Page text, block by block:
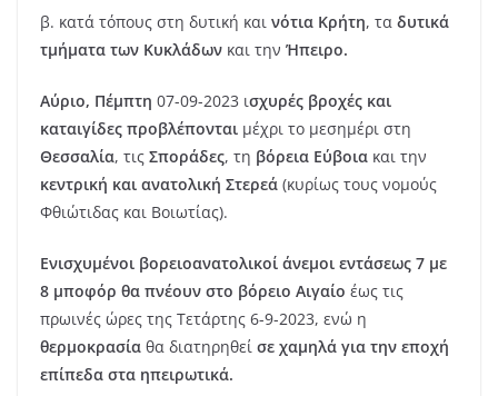
β. κατά τόπους στη δυτική και νότια Κρήτη, τα δυτικά
τμήματα των Κυκλάδων και την Ήπειρο.
Αύριο, Πέμπτη 07-09-2023 ισχυρές βροχές και
καταιγίδες προβλέπονται μέχρι το μεσημέρι στη
Θεσσαλία, τις Σποράδες, τη βόρεια Εύβοια και την
κεντρική και ανατολική Στερεά (κυρίως τους νομούς
Φθιώτιδας και Βοιωτίας).
Ενισχυμένοι βορειοανατολικοί άνεμοι εντάσεως 7 με
8 μποφόρ θα πνέουν στο βόρειο Αιγαίο έως τις
πρωινές ώρες της Τετάρτης 6-9-2023, ενώ η
θερμοκρασία θα διατηρηθεί σε χαμηλά για την εποχή
επίπεδα στα ηπειρωτικά.